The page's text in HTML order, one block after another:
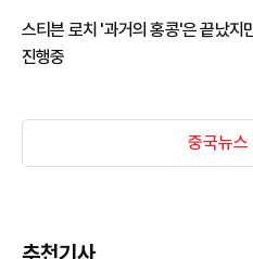
스티븐 로치 '과거의 홍콩'은 끝났지
진행중
중국뉴스
추천기사